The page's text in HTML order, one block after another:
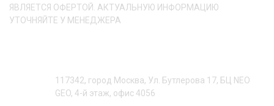
ЯВЛЯЕТСЯ ОФЕРТОЙ. АКТУАЛЬНУЮ ИНФОРМАЦИЮ
УТОЧНЯЙТЕ У МЕНЕДЖЕРА
117342, город Москва, Ул. Бутлерова 17, БЦ NEO
GEO, 4-й этаж, офис 4056